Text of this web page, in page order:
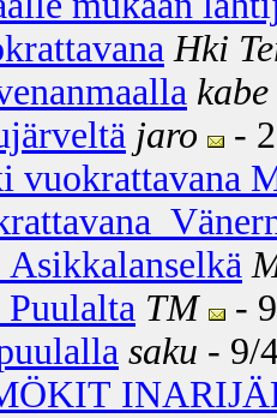
Hki
kabe
jaro
-
vuokrattavana
Asikkalanselkä
TM
-
saku - 9/